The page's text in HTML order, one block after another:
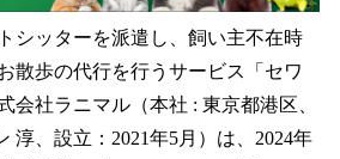
シッターを派遣し、飼い主不在時
散歩の代行を行うサービス「セワ
会社ラニマル（本社 : 東京都港区、
淳、設立：2021年5月）は、2024年